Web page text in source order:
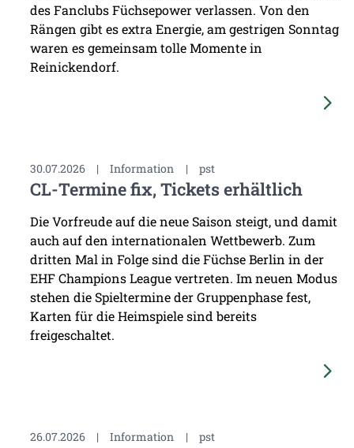
des Fanclubs Füchsepower verlassen. Von den
Rängen gibt es extra Energie, am gestrigen Sonntag
waren es gemeinsam tolle Momente in
Reinickendorf.
30.07.2026 | Information | pst
CL-Termine fix, Tickets erhältlich
Die Vorfreude auf die neue Saison steigt, und damit
auch auf den internationalen Wettbewerb. Zum
dritten Mal in Folge sind die Füchse Berlin in der
EHF Champions League vertreten. Im neuen Modus
stehen die Spieltermine der Gruppenphase fest,
Karten für die Heimspiele sind bereits
freigeschaltet.
26.07.2026 | Information | pst